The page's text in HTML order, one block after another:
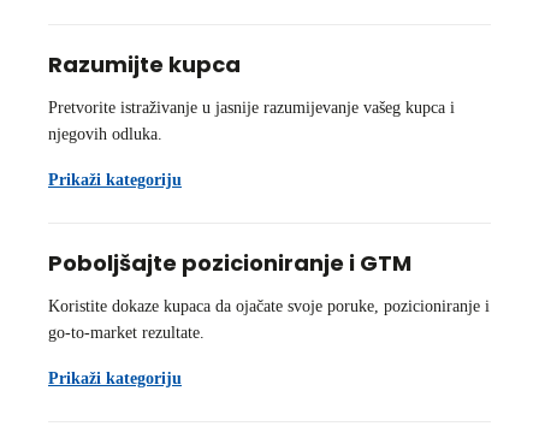
Razumijte kupca
Pretvorite istraživanje u jasnije razumijevanje vašeg kupca i
njegovih odluka.
Prikaži kategoriju
Poboljšajte pozicioniranje i GTM
Koristite dokaze kupaca da ojačate svoje poruke, pozicioniranje i
go-to-market rezultate.
Prikaži kategoriju